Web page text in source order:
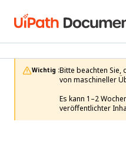
Wichtig :Bitte beachten
von maschineller
Es kann 1–2
veröffentlichter